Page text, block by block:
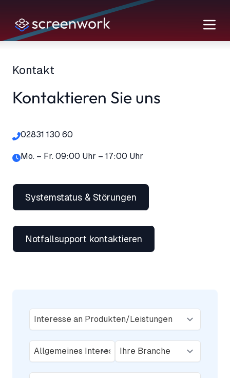
Inhalt
springen
Kontakt
Kontaktieren Sie uns
02831 130 60
Mo. – Fr. 09:00 Uhr – 17:00 Uhr
Systemstatus & Störungen
Notfallsupport kontaktieren
Grund
der
Anfrage
Thema
Ihre
Branche